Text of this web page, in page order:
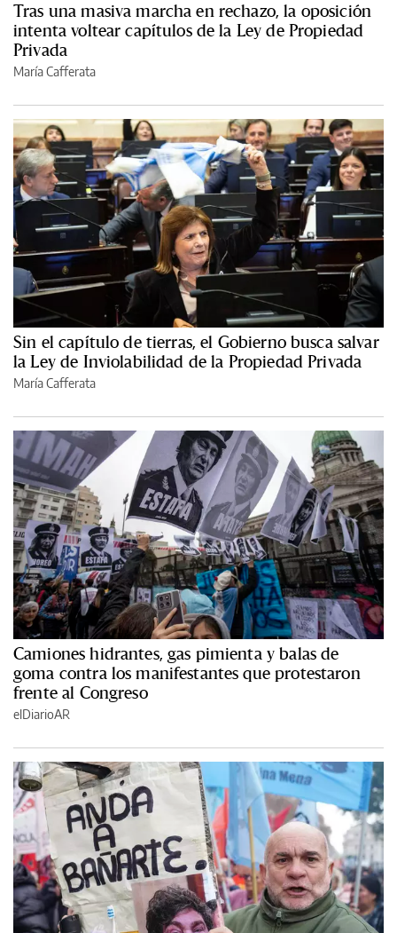
Tras una masiva marcha en rechazo, la oposición
intenta voltear capítulos de la Ley de Propiedad
Privada
María Cafferata
Sin el capítulo de tierras, el Gobierno busca salvar
la Ley de Inviolabilidad de la Propiedad Privada
María Cafferata
Camiones hidrantes, gas pimienta y balas de
goma contra los manifestantes que protestaron
frente al Congreso
elDiarioAR